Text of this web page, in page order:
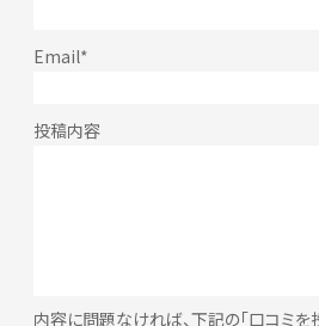
内容に問題なければ、下記の「口コミを